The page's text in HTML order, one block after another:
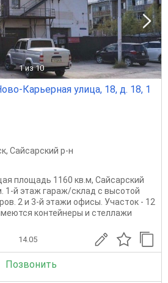
1 из 10
Карьерная улица, 18, д. 18, 1
, Сайсарский р-н
площадь 1160 кв.м, Сайсарский
1-й этаж гараж/склад с высотой
2 и 3-й этажи офисы. Участок - 12
контейнеры и стеллажи
14.05
Позвонить